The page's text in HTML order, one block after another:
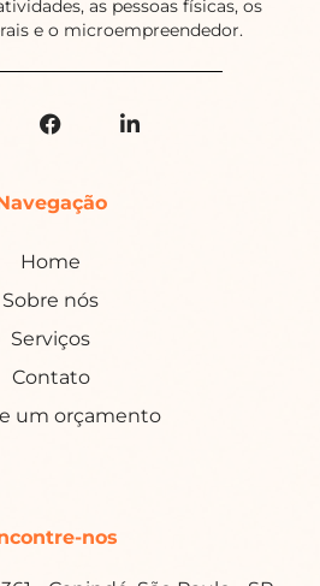
as pessoas físicas, os
e o microempreendedor.
Home
Sobre nós
Serviços
Contato
um orçamento
nos